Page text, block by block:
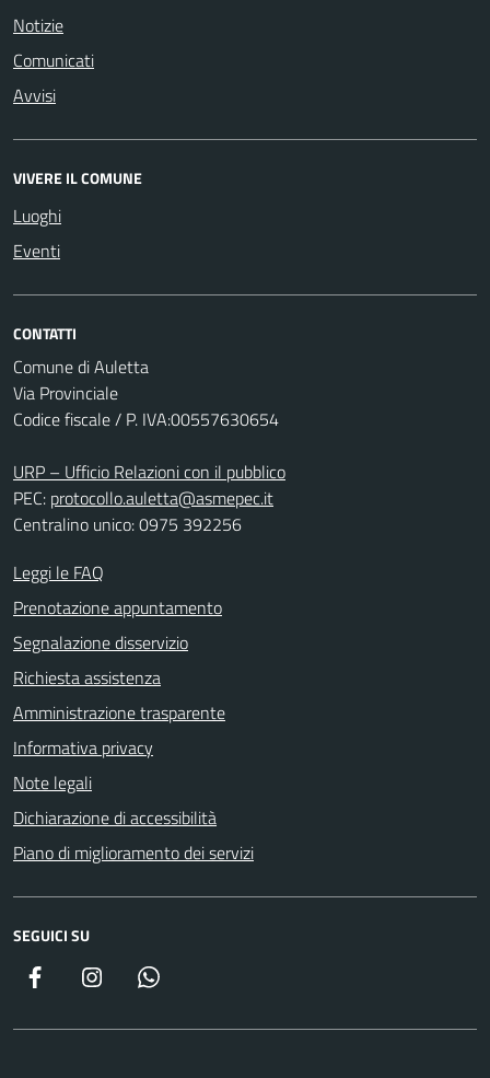
Notizie
Comunicati
Avvisi
VIVERE IL COMUNE
Luoghi
Eventi
CONTATTI
Comune di Auletta
Via Provinciale
Codice fiscale / P. IVA:00557630654
URP – Ufficio Relazioni con il pubblico
PEC: protocollo.auletta@asmepec.it
Centralino unico: 0975 392256
Leggi le FAQ
Prenotazione appuntamento
Segnalazione disservizio
Richiesta assistenza
Amministrazione trasparente
Informativa privacy
Note legali
Dichiarazione di accessibilità
Piano di miglioramento dei servizi
SEGUICI SU
Facebook Instagram